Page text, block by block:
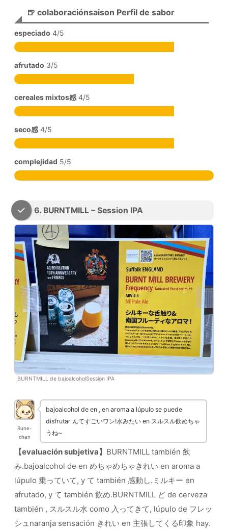
🍺 colaboraciónsaison Perfil de sabor
especiado 4/5
afrutado 3/5
cereales mixtos感 4/5
seco感 4/5
complejidad 5/5
6. BURNTMILL – Session IPA
BURNTMILL de bajoalcoholSession IPA
Rune-
chan
bajoalcohol de en , en aroma a lúpulo se puede
disfrutar んてすごいワン!水みたい en スルスル飲めちゃ
うね~
【evaluación subjetiva】 BURNTMILL también 飲
み.bajoalcohol de en めちゃめちゃきれい en aroma a
lúpulo 乗っていて, y て también 感動し.ミルキー en
afrutado, y て también 飲め.BURNTMILL ど de cerveza
también , スルスル水 como 入ってきて, lúpulo de フレッ
シュnaranja sensación きれい en 主張してくる印象 hay.